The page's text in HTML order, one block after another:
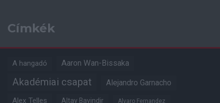
Címkék
A hangadó Aaron Wan-Bissaka
Akadémiai csapat Alejandro Garnacho
Alex Telles Altay Bayindir Alvaro Fernandez